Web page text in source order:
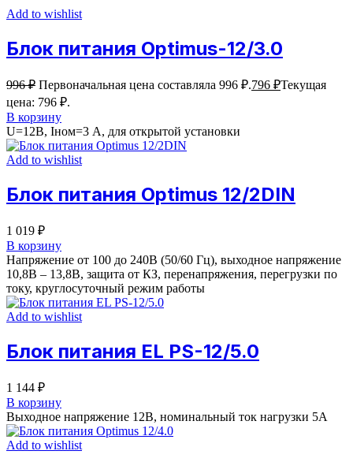
Add to wishlist
Блок питания Optimus-12/3.0
996₽ Первоначальная цена составляла 996 ₽.796 ₽Текущая
цена: 796 ₽.
В корзину
U=12B, Iном=3 А, для открытой установки
Add to wishlist
Блок питания Optimus 12/2DIN
1 019 ₽
В корзину
Напряжение от 100 до 240В (50/60 Гц), выходное напряжение
10,8В – 13,8В, защита от КЗ, перенапряжения, перегрузки по
току, круглосуточный режим работы
Add to wishlist
Блок питания EL PS-12/5.0
1 144 ₽
В корзину
Выходное напряжение 12В, номинальный ток нагрузки 5A
Add to wishlist